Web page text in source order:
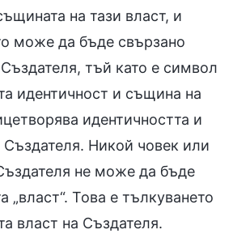
на тази власт, и
може да бъде свързано
тъй като е символ
идентичност и същина на
идентичността и
Никой човек или
не може да бъде
„власт“. Това е тълкуването
власт на Създателя.